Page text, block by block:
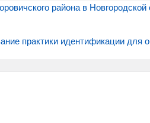
района в
практики идентификации для